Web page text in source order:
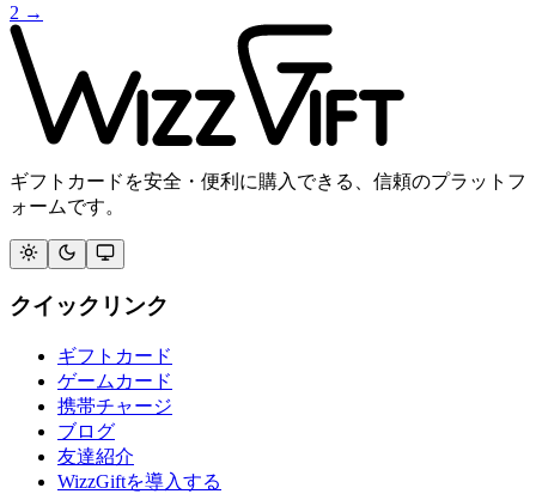
2 →
ギフトカードを安全・便利に購入できる、信頼のプラットフ
ォームです。
クイックリンク
ギフトカード
ゲームカード
携帯チャージ
ブログ
友達紹介
WizzGiftを導入する